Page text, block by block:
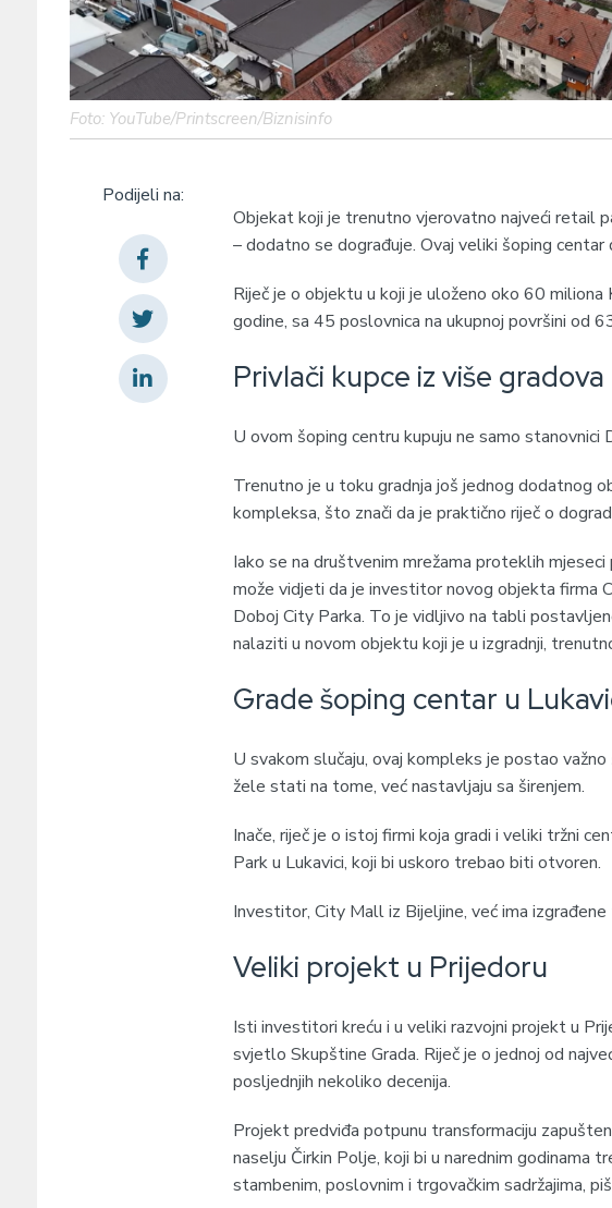
Foto: YouTube/Printscreen/Biznisinfo
Podijeli na:
Objekat koji je trenutno vjerovatno najveći retail
– dodatno se dograđuje. Ovaj veliki šoping centar
Riječ je o objektu u koji je uloženo oko 60
godine, sa 45 poslovnica na ukupnoj površini od
Privlači kupce iz više gradova
U ovom šoping centru kupuju ne samo stanovnici
Trenutno je u toku gradnja još jednog dodatnog
kompleksa, što znači da je praktično riječ o
Iako se na društvenim mrežama proteklih
može vidjeti da je investitor novog objekta firma
Doboj City Parka. To je vidljivo na tabli
nalaziti u novom objektu koji je u izgradnji,
Grade šoping centar u
U svakom slučaju, ovaj kompleks je postao
žele stati na tome, već nastavljaju sa širenjem.
Inače, riječ je o istoj firmi koja gradi i veliki tržni
Park u Lukavici, koji bi uskoro trebao biti otvoren.
Investitor, City Mall iz Bijeljine, već ima
Veliki projekt u Prijedoru
Isti investitori kreću i u veliki razvojni projekt u
svjetlo Skupštine Grada. Riječ je o jednoj od
posljednjih nekoliko decenija.
Projekt predviđa potpunu transformaciju
naselju Čirkin Polje, koji bi u narednim godinama
stambenim, poslovnim i trgovačkim sadržajima,